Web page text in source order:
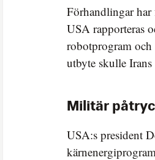
Förhandlingar
USA rapporteras
robotprogram
utbyte skulle
Militär
USA:s president